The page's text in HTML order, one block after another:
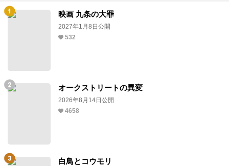
映画 九条の大罪
2027年1月8日公開
532
オークストリートの異変
2026年8月14日公開
4658
白鳥とコウモリ